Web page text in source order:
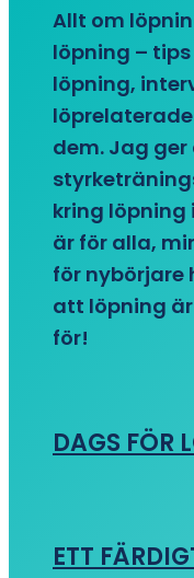
Allt om
löpning –
löpning,
dem. Jag
kring löpning
är för alla,
för
att löpning
för!
DAGS FÖR
ETT